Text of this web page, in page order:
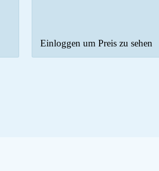
Einloggen um Preis zu sehen